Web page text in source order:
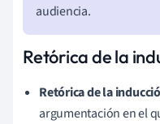
audiencia.
Retórica de la
Retórica de la
argumentación en el